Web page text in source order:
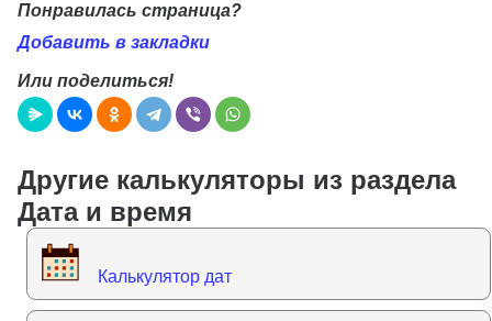
Понравилась страница?
Добавить в закладки
Или поделиться!
Другие калькуляторы из раздела
Дата и время
Калькулятор дат